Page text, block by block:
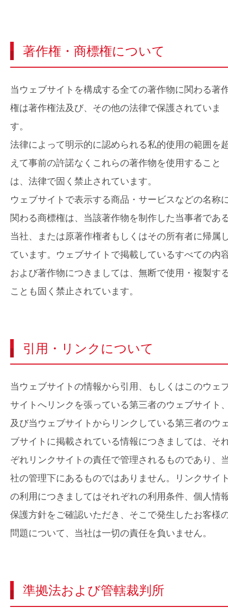
著作権・商標権について
当ウェブサイトを構成する全ての著作物に関わる著
権は著作権法及び、その他の法律で保護されていま
す。
法律によって明示的に認められる私的使用の範囲を
えて事前の許諾なくこれらの著作物を使用すること
は、法律で固く禁止されています。
ウェブサイトで表示する商品・サービスなどの名称
関わる商標権は、当該著作物を制作した当事者であ
当社、または原著作権者もしくはその所有者に帰属
ています。ウェブサイトで掲載しているすべての内
および著作物につきましては、無断で使用・複製す
ことも固く禁止されています。
引用・リンクについて
当ウェブサイトの情報から引用、もしくはこのウェ
サイトへリンクを張っている第三者のウェブサイト
及び当ウェブサイトからリンクしている第三者のウ
ブサイトに掲載されている情報につきましては、そ
ぞれリンクサイトの責任で管理されるものであり、
社の管理下にあるものではありません。リンクサイ
の利用につきましてはそれぞれの利用条件、個人情
保護方針をご確認いただき、そこで発生したお客様
問題について、当社は一切の責任を負いません。
準拠法および管轄裁判所